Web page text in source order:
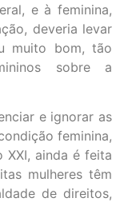
e à feminina,
deveria levar
muito bom, tão
sobre a
e ignorar as
feminina,
XXI, ainda é feita
mulheres têm
de direitos,